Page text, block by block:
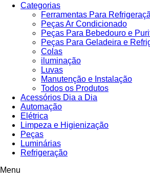
Categorias
Ferramentas Para
Peças Ar Condicionado
Peças Para Bebedouro e
Peças Para Geladeira e
Colas
iluminação
Luvas
Manutenção e Instalação
Todos os Produtos
Acessórios Dia a Dia
Automação
Elétrica
Limpeza e Higienização
Peças
Luminárias
Refrigeração
Menu